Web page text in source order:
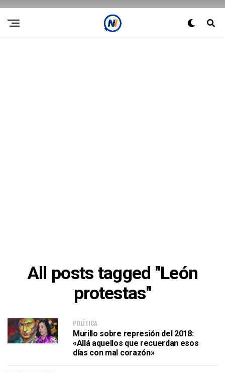
All posts tagged "León
protestas"
POLÍTICA
Murillo sobre represión del 2018:
«Allá aquellos que recuerdan esos
días con mal corazón»